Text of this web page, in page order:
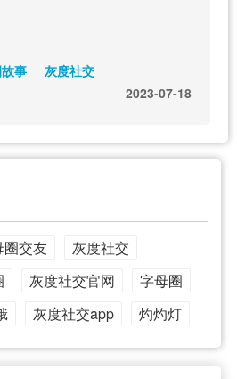
事
灰度社交
2023-07-18
圈交友
灰度社交
灰度社交官网
字母圈
灰度社交app 灼灼灯